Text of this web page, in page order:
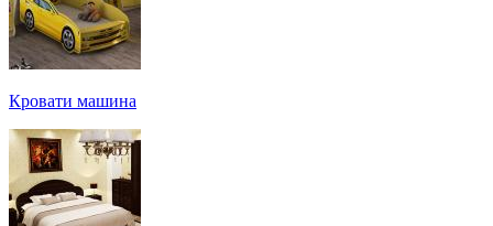
Кровати машина